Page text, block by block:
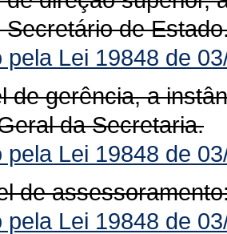
de
pela Lei 19848 de
de gerência, a
da Secretaria.
pela Lei 19848 de
de
pela Lei 19848 de